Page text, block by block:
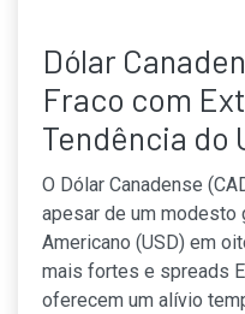
Dólar
Fraco com
Tendência do
O Dólar Canadense
apesar de um modesto
Americano (USD) em
mais fortes e spreads
oferecem um alívio